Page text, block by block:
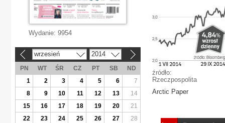
źródło:
Rzeczpospolita
Arc­tic Pa­per
Wydanie: 9954
wrzesień 2014
PN WT ŚR CZ PT SB
ND
1
2 3 4 5 6
7
8
9 10 11 12 13
14
15
16 17 18 19 20
21
22
23 24 25 26 27
28